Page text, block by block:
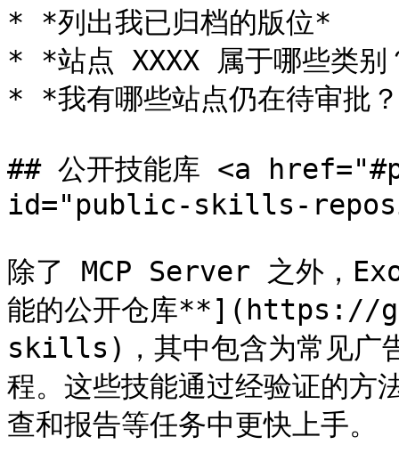
* *列出我已归档的版位*
* *站点 XXXX 属于哪些类别
* *我有哪些站点仍在待审批
## 公开技能库 <a
id="public-skills-
除了 MCP Server 之外，
能的公开仓库**](https://
skills)，其中包含为常见广
程。这些技能通过经验证的方
查和报告等任务中更快上手。